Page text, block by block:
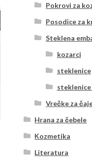
Pokrovi za
Posodice za
Steklena
kozarci
steklenice
Vrečke za
Hrana za čebele
Kozmetika
Literatura